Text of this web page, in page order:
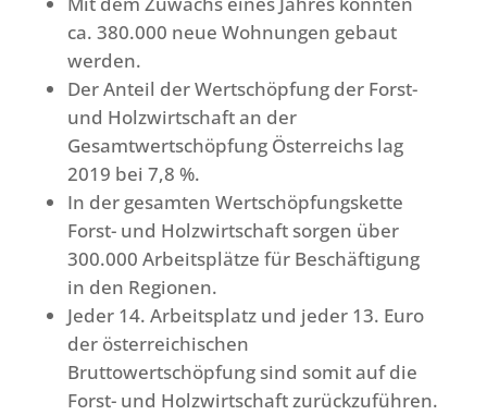
ca. 380.000 neue Wohnungen gebaut
werden.
Der Anteil der Wertschöpfung der Forst-
und Holzwirtschaft an der
Gesamtwertschöpfung Österreichs lag
2019 bei 7,8 %.
In der gesamten Wertschöpfungskette
Forst- und Holzwirtschaft sorgen über
300.000 Arbeitsplätze für Beschäftigung
in den Regionen.
Jeder 14. Arbeitsplatz und jeder 13. Euro
der österreichischen
Bruttowertschöpfung sind somit auf die
Forst- und Holzwirtschaft zurückzuführen.